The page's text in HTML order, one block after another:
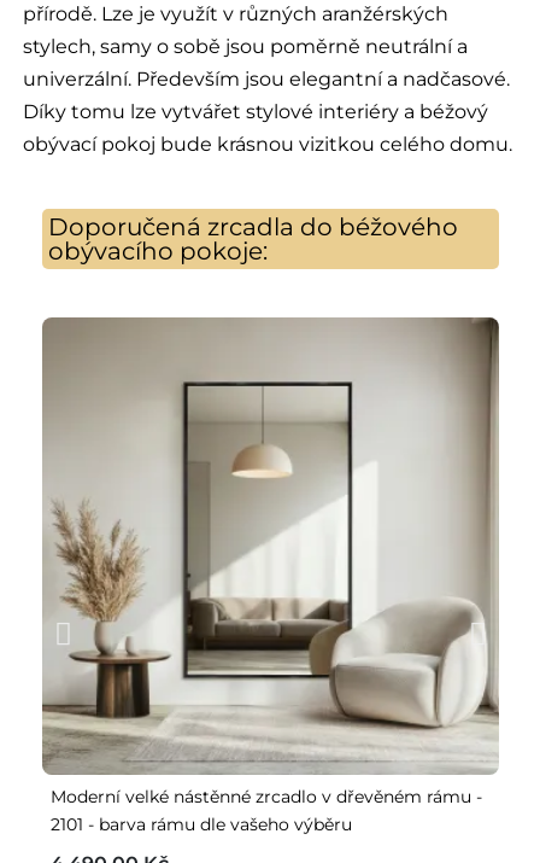
přírodě. Lze je využít v různých aranžérských
stylech, samy o sobě jsou poměrně neutrální a
univerzální. Především jsou elegantní a nadčasové.
Díky tomu lze vytvářet stylové interiéry a béžový
obývací pokoj bude krásnou vizitkou celého domu.
Doporučená zrcadla do béžového
obývacího pokoje:
Moderní velké nástěnné zrcadlo v dřevěném rámu -
2101 - barva rámu dle vašeho výběru